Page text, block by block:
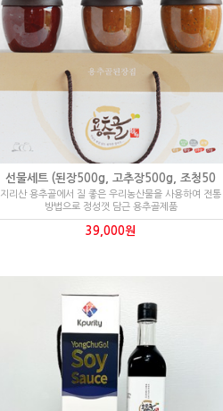
선물세트 (된장500g, 고추장500g, 조청50
지리산 용추골에서 질 좋은 우리농산물을 사용하여 전통
방법으로 정성껏 담근 용추골제품
39,000원